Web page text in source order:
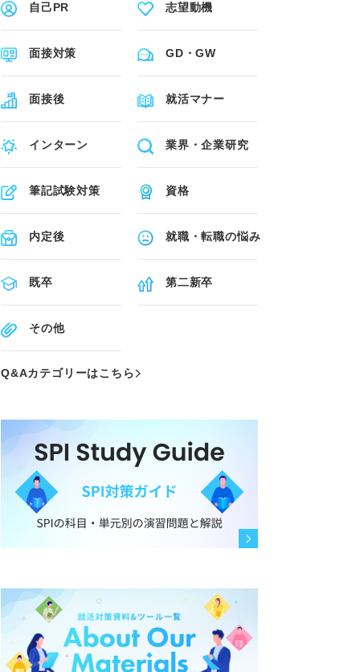
自己PR 志望動機
面接対策 GD・GW
面接後 就活マナー
インターン 業界・企業研究
筆記試験対策 資格
内定後 就職・転職の悩み
既卒 第二新卒
その他
Q&Aカテゴリーはこちら